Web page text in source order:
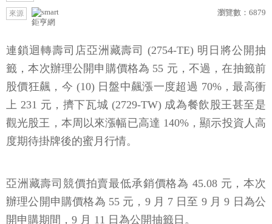
來源
鉅亨網
瀏覽數： 6879
連鎖迴轉壽司店亞洲藏壽司 (2754-TE) 明日將公開抽
籤，本次辦理公開申購價格為 55 元，不過，在抽籤前
股價狂飆，今 (10) 日盤中飆漲一度超過 70%，最高衝
上 231 元，擠下瓦城 (2729-TW) 成為餐飲股王甚至是
觀光股王，本周以來漲幅已高達 140%，顯示投資人高
度期待掛牌後的蜜月行情。
亞洲藏壽司競價拍賣最低承銷價格為 45.08 元，本次
辦理公開申購價格為 55 元，9 月 7 日至 9 月 9 日為公
開申購期間，9 月 11 日為公開抽籤日。